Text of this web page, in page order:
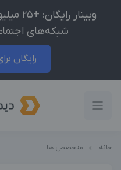
شبکه‌های
رایگان برای 100 نفر
خانه متخصص ها